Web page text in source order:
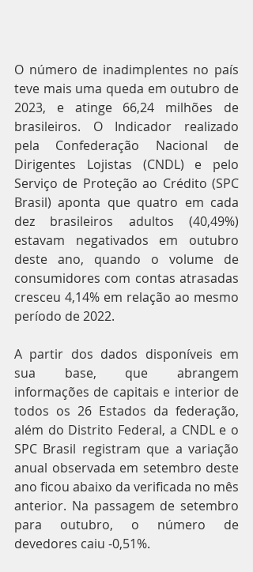
O número de inadimplentes no país
teve mais uma queda em outubro de
2023, e atinge 66,24 milhões de
brasileiros. O Indicador realizado
pela Confederação Nacional de
Dirigentes Lojistas (CNDL) e pelo
Serviço de Proteção ao Crédito (SPC
Brasil) aponta que quatro em cada
dez brasileiros adultos (40,49%)
estavam negativados em outubro
deste ano, quando o volume de
consumidores com contas atrasadas
cresceu 4,14% em relação ao mesmo
período de 2022.
A partir dos dados disponíveis em
sua base, que abrangem
informações de capitais e interior de
todos os 26 Estados da federação,
além do Distrito Federal, a CNDL e o
SPC Brasil registram que a variação
anual observada em setembro deste
ano ficou abaixo da verificada no mês
anterior. Na passagem de setembro
para outubro, o número de
devedores caiu -0,51%.